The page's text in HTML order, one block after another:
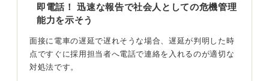
支障をきたす場合があるからです。
ただし、これはあくまでも面接会場に着く時間だと理解
してください。 当日は何があるかわかりません。最寄り
駅や面接会場付近まではそれより早く着くようにしてい
る学生も多い印象です。
即電話！ 迅速な報告で社会人としての危機管理
能力を示そう
面接に電車の遅延で遅れそうな場合、遅延が判明した時
点ですぐに採用担当者へ電話で連絡を入れるのが適切な
対処法です。